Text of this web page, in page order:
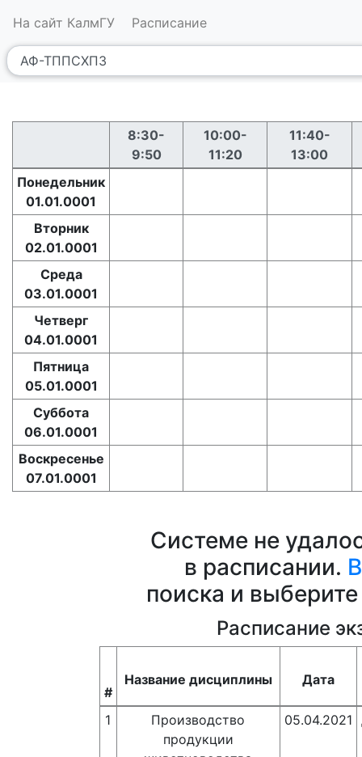
На сайт КалмГУ Расписание
8:30-
9:50
10:00-
11:20
11:40-
13:00
Понедельник
01.01.0001
Вторник
02.01.0001
Среда
03.01.0001
Четверг
04.01.0001
Пятница
05.01.0001
Суббота
06.01.0001
Воскресенье
07.01.0001
Системе не
в расписании.
поиска и
Расписание
#
Название дисциплины Дата
1
Производство
продукции
05.04.2021